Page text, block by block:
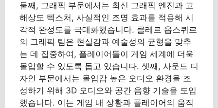
둘째, 그래픽 부문에서는 최신 그래픽 엔진과 고
해상도 텍스처, 사실적인 조명 효과를 적용해 시
각적 완성도를 극대화했습니다. 클레르 옵스퀴르
의 그래픽 팀은 현실감과 예술성의 균형을 맞추
는 데 집중하여, 플레이어들이 게임 세계에 더욱
몰입할 수 있도록 돕고 있습니다. 셋째, 사운드 디
자인 부문에서는 몰입감 높은 오디오 환경을 조
성하기 위해 3D 오디오와 공간 음향 기술을 도입
했습니다. 이는 게임 내 상황과 플레이어의 움직